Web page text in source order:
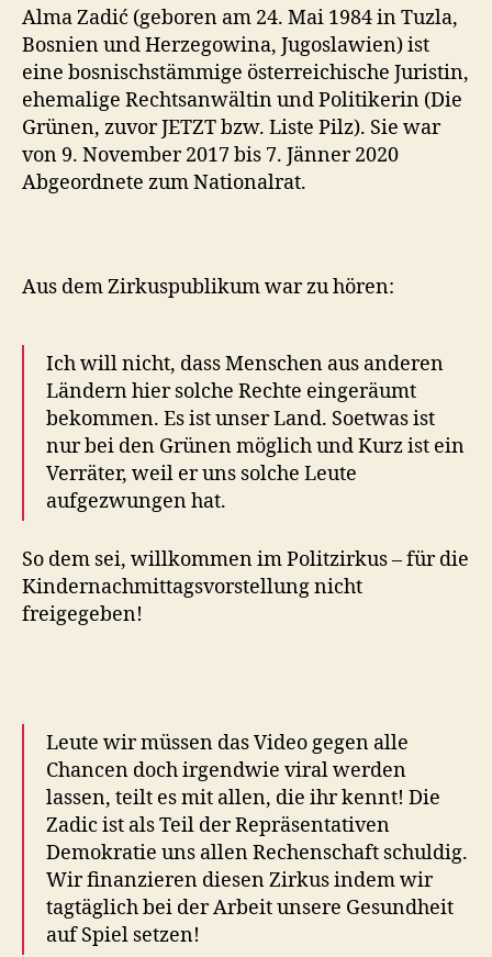
Alma Zadić (geboren am 24. Mai 1984 in Tuzla,
Bosnien und Herzegowina, Jugoslawien) ist
eine bosnischstämmige österreichische Juristin,
ehemalige Rechtsanwältin und Politikerin (Die
Grünen, zuvor JETZT bzw. Liste Pilz). Sie war
von 9. November 2017 bis 7. Jänner 2020
Abgeordnete zum Nationalrat.
Aus dem Zirkuspublikum war zu hören:
Ich will nicht, dass Menschen aus anderen
Ländern hier solche Rechte eingeräumt
bekommen. Es ist unser Land. Soetwas ist
nur bei den Grünen möglich und Kurz ist ein
Verräter, weil er uns solche Leute
aufgezwungen hat.
So dem sei, willkommen im Politzirkus – für die
Kindernachmittagsvorstellung nicht
freigegeben!
Leute wir müssen das Video gegen alle
Chancen doch irgendwie viral werden
lassen, teilt es mit allen, die ihr kennt! Die
Zadic ist als Teil der Repräsentativen
Demokratie uns allen Rechenschaft schuldig.
Wir finanzieren diesen Zirkus indem wir
tagtäglich bei der Arbeit unsere Gesundheit
auf Spiel setzen!